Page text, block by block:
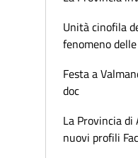
Unità cinofila
fenomeno
Festa a
doc
La Provincia
nuovi profili